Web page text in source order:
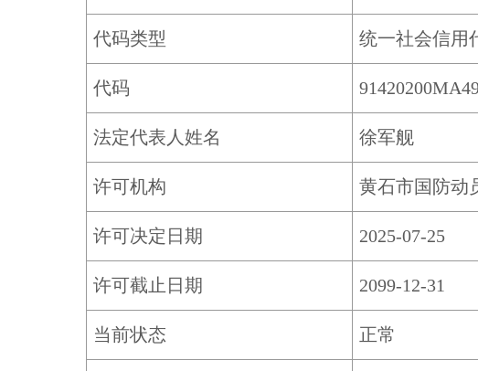
代码类型 统一社会信用
代码
法定代表人姓名 徐军舰
许可机构 黄石市国防动
许可决定日期 2025-07-25
许可截止日期 2099-12-31
当前状态 正常